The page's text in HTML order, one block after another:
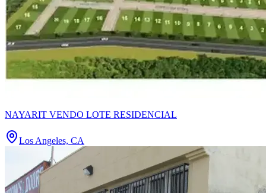
NAYARIT VENDO LOTE RESIDENCIAL
Los Angeles, CA